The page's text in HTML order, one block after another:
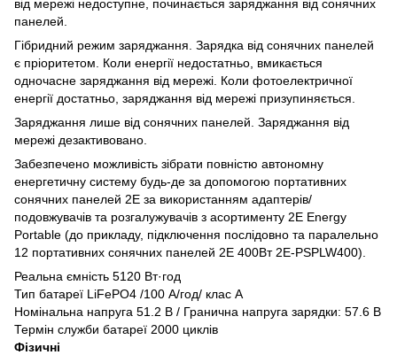
від мережі недоступне, починається заряджання від сонячних
панелей.
Гібридний режим заряджання. Зарядка від сонячних панелей
є пріоритетом. Коли енергії недостатньо, вмикається
одночасне заряджання від мережі. Коли фотоелектричної
енергії достатньо, заряджання від мережі призупиняється.
Заряджання лише від сонячних панелей. Заряджання від
мережі дезактивовано.
Забезпечено можливість зібрати повністю автономну
енергетичну систему будь-де за допомогою портативних
сонячних панелей 2Е за використанням адаптерів/
подовжувачів та розгалужувачів з асортименту 2E Energy
Portable (до прикладу, підключення послідовно та паралельно
12 портативних сонячних панелей 2Е 400Вт 2E-PSPLW400).
Реальна ємність 5120 Вт·год
Тип батареї LiFePO4 /100 А/год/ клас A
Номінальна напруга 51.2 В / Гранична напруга зарядки: 57.6 В
Термін служби батареї 2000 циклів
Фізичні